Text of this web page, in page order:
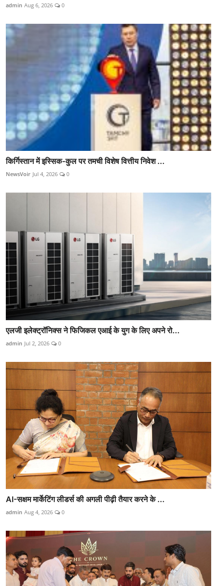
admin Aug 6, 2026 0
किर्गिस्तान में इस्सिक-कुल पर तमची विशेष वित्तीय निवेश ...
NewsVoir Jul 4, 2026 0
एलजी इलेक्ट्रॉनिक्स ने फिजिकल एआई के युग के लिए अपने रो...
admin Jul 2, 2026 0
AI-सक्षम मार्केटिंग लीडर्स की अगली पीढ़ी तैयार करने के ...
admin Aug 4, 2026 0